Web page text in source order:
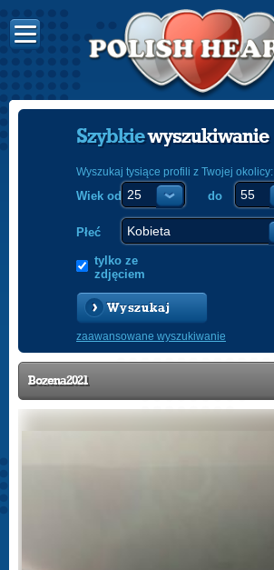
Szybkiewyszukiwanie
Wyszukaj tysiące profili z Twojej okolicy:
Wiek od do
Płeć
tylko ze
zdjęciem
Wyszukaj
zaawansowane wyszukiwanie
Bozena2021